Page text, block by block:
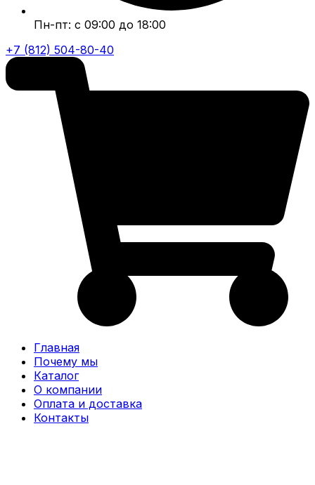
Пн-пт: с 09:00 до 18:00
+7 (812) 504-80-40
Главная
Почему мы
Каталог
О компании
Оплата и доставка
Контакты